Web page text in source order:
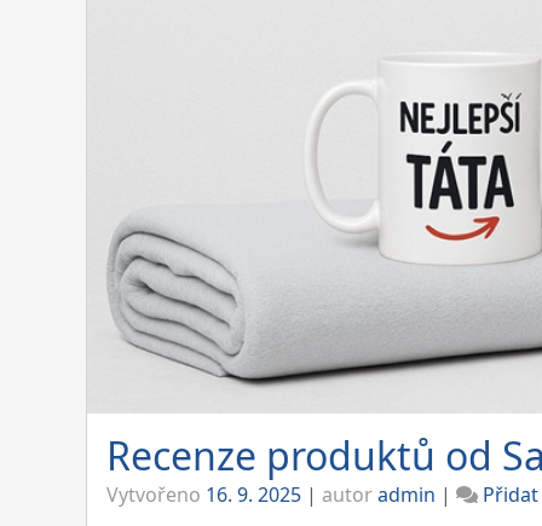
Recenze produktů od
Vytvořeno 16. 9. 2025 | autoradmin |